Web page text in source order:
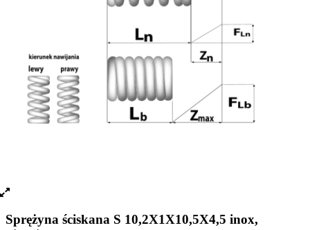
Sprężyna ściskana S 10,2X1X10,5X4,5 inox,